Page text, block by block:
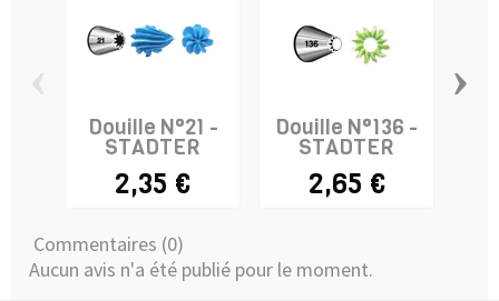
Douille N°21 -
STADTER
2,35 €
Douille N°136 -
STADTER
2,65 €
›
Commentaires (0)
Aucun avis n'a été publié pour le moment.